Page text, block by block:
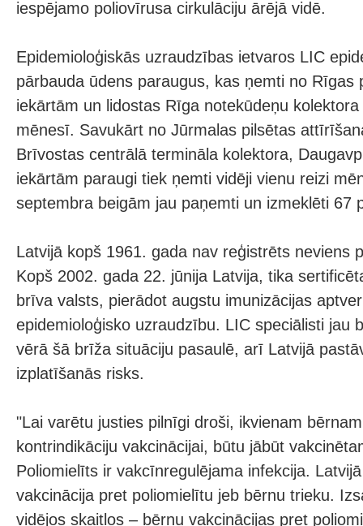
iespējamo poliovīrusa cirkulāciju ārējā vidē.
Epidemioloģiskās uzraudzības ietvaros LIC
pārbauda ūdens paraugus, kas ņemti no Rīgas
iekārtām un lidostas Rīga notekūdeņu
mēnesī. Savukārt no Jūrmalas pilsētas
Brīvostas centrālā termināla kolektora,
iekārtām paraugi tiek ņemti vidēji vienu reizi
septembra beigām jau paņemti un izmeklēti 67
Latvijā kopš 1961. gada nav reģistrēts neviens
Kopš 2002. gada 22. jūnija Latvija, tika
brīva valsts, pierādot augstu imunizācijas
epidemioloģisko uzraudzību. LIC speciālisti jau
vērā šā brīža situāciju pasaulē, arī Latvijā
izplatīšanās risks.
"Lai varētu justies pilnīgi droši, ikvienam
kontrindikāciju vakcinācijai, būtu jābūt
Poliomielīts ir vakcīnregulējama infekcija.
vakcinācija pret poliomielītu jeb bērnu trieku.
vidējos skaitļos – bērnu vakcinācijas pret